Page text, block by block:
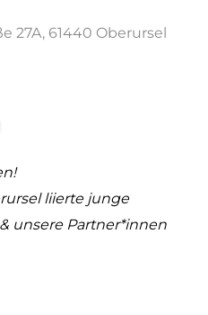
liierte junge
unsere Partner*innen